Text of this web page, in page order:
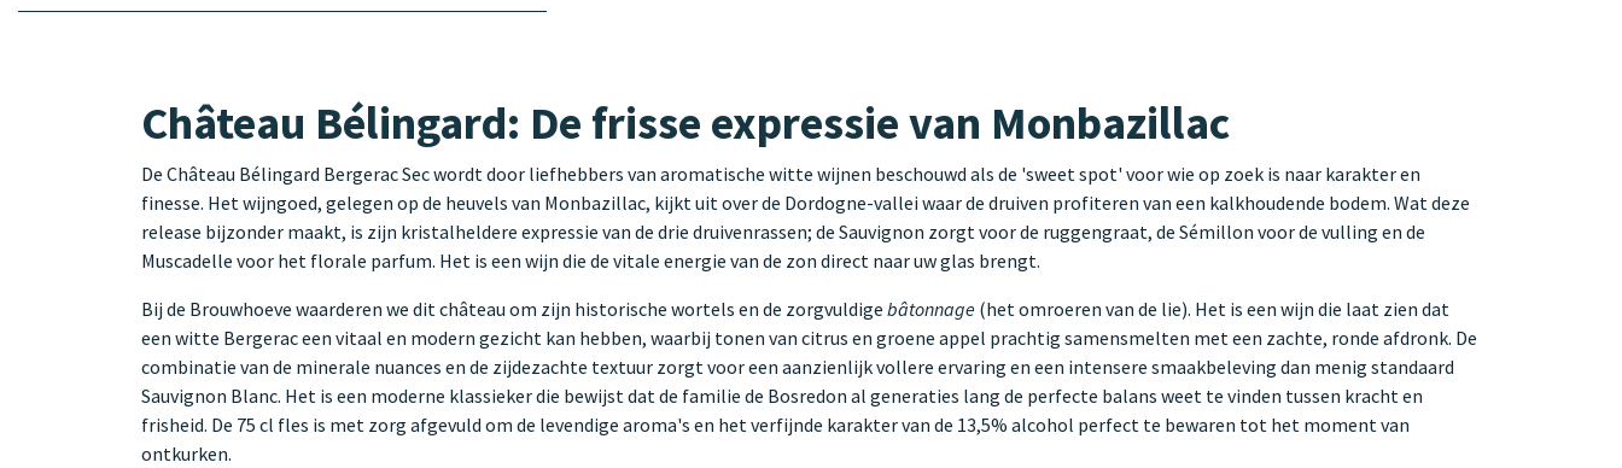
Château Bélingard: De frisse expressie van Monbazillac
De Château Bélingard Bergerac Sec wordt door liefhebbers van aromatische witte wijnen beschouwd als de 'sweet spot' voor wie op zoek is naar karakter en
finesse. Het wijngoed, gelegen op de heuvels van Monbazillac, kijkt uit over de Dordogne-vallei waar de druiven profiteren van een kalkhoudende bodem. Wat deze
release bijzonder maakt, is zijn kristalheldere expressie van de drie druivenrassen; de Sauvignon zorgt voor de ruggengraat, de Sémillon voor de vulling en de
Muscadelle voor het florale parfum. Het is een wijn die de vitale energie van de zon direct naar uw glas brengt.
Bij de Brouwhoeve waarderen we dit château om zijn historische wortels en de zorgvuldige bâtonnage (het omroeren van de lie). Het is een wijn die laat zien dat
een witte Bergerac een vitaal en modern gezicht kan hebben, waarbij tonen van citrus en groene appel prachtig samensmelten met een zachte, ronde afdronk. De
combinatie van de minerale nuances en de zijdezachte textuur zorgt voor een aanzienlijk vollere ervaring en een intensere smaakbeleving dan menig standaard
Sauvignon Blanc. Het is een moderne klassieker die bewijst dat de familie de Bosredon al generaties lang de perfecte balans weet te vinden tussen kracht en
frisheid. De 75 cl fles is met zorg afgevuld om de levendige aroma's en het verfijnde karakter van de 13,5% alcohol perfect te bewaren tot het moment van
ontkurken.